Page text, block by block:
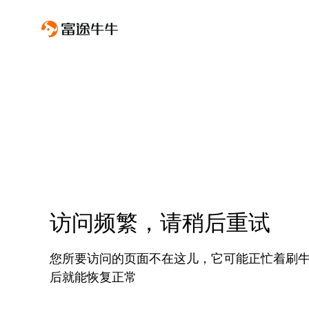
访问频繁，请稍后重试
您所要访问的页面不在这儿，它可能正忙着刷
后就能恢复正常